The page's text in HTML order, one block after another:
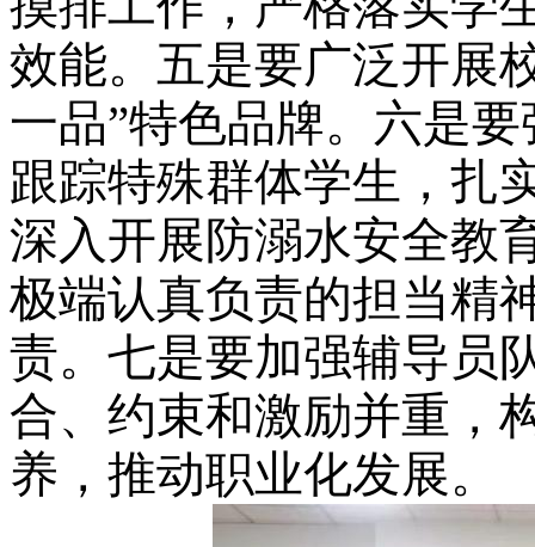
效能。五是要广泛开展
一品”特色品牌。六是
跟踪特殊群体学生，扎
深入开展防溺水安全教
极端认真负责的担当精
责。 七是要加强辅导员
合、约束和激励并重，
养，推动职业化发展。